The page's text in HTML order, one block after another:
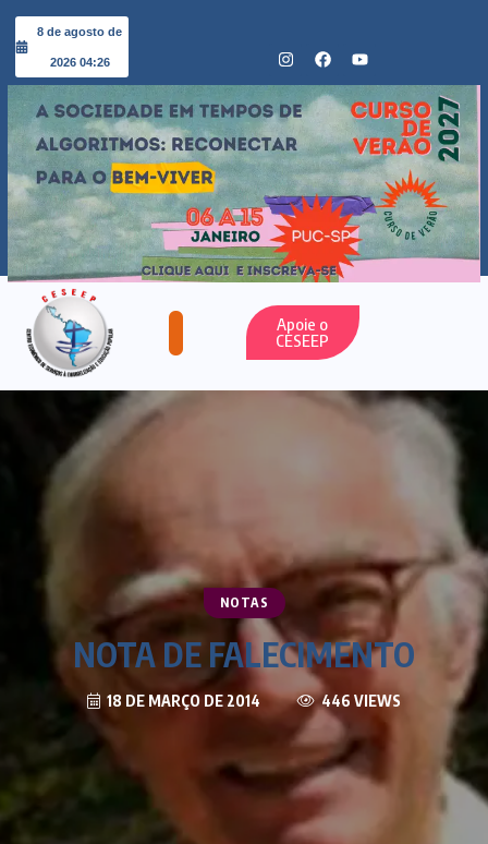
8 de agosto de
2026 04:26
Apoie o
CESEEP
NOTAS
NOTA DE FALECIMENTO
18 DE MARÇO DE 2014 446 VIEWS